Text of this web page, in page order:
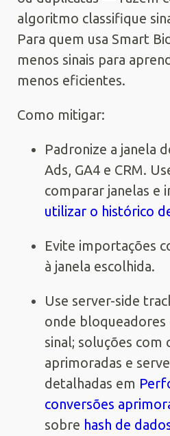
algoritmo classifique
Para quem usa Smart
menos sinais para
menos eficientes.
Como mitigar:
Padronize a janela
Ads, GA4 e CRM.
comparar janelas e
utilizar o histórico
Evite importações
à janela escolhida.
Use server-side
onde bloqueadores
sinal; soluções com
aprimoradas e
detalhadas em
conversões
sobre hash de